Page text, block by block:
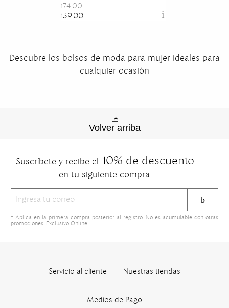
174.00
139.00
Descubre los bolsos de moda para mujer ideales para
cualquier ocasión
Volver arriba
Suscríbete y recibe el 10% de descuento
en tu siguiente compra.
* Aplica en la primera compra posterior al registro. No es acumulable con otras
promociones. Exclusivo Online.
Servicio al cliente Nuestras tiendas
Medios de Pago